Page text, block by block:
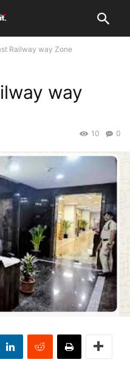
Railway way Zone
way
0
10